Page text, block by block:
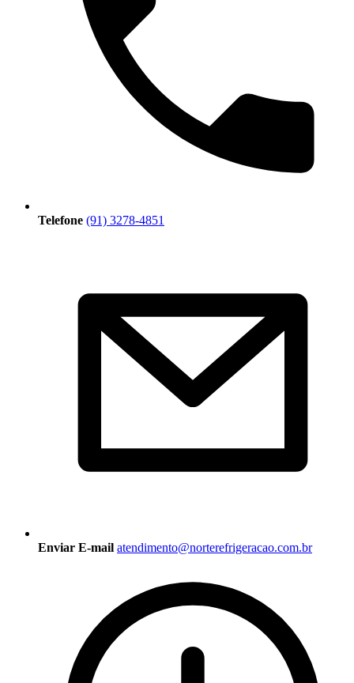
Telefone (91) 3278-4851
Enviar E-mail atendimento@norterefrigeracao.com.br